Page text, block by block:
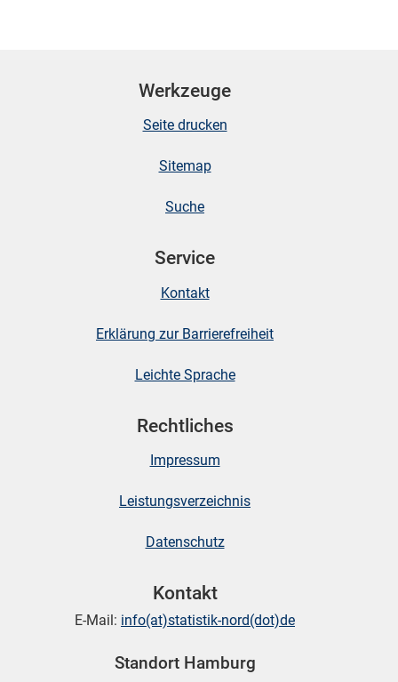
Werkzeuge
Seite drucken
Sitemap
Suche
Service
Kontakt
Erklärung zur Barrierefreiheit
Leichte Sprache
Rechtliches
Impressum
Leistungsverzeichnis
Datenschutz
Kontakt
E-Mail: info(at)statistik-nord(dot)de
Standort Hamburg